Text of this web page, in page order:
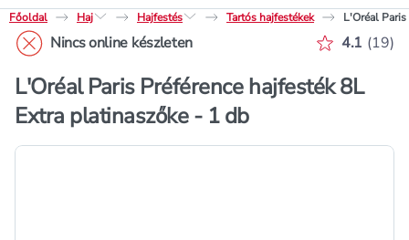
Főoldal
Haj Hajfestés Tartós hajfestékek L'Oréal
Nincs online készleten Értékelés
4.1 (19)
L'Oréal Paris Préférence hajfesték 8L
Extra platinaszőke - 1 db